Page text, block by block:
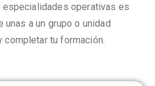
especialidades operativas es
unas a un grupo o unidad
tu formación.